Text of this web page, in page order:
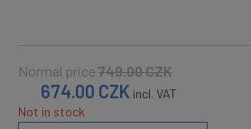
Normal price 749.00CZK
674.00 CZK incl. VAT
Not in stock